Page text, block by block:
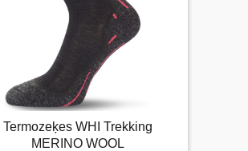
Termozeķes WHI Trekking
MERINO WOOL
Termozeķes WHI Trekking MERINO
WOOL